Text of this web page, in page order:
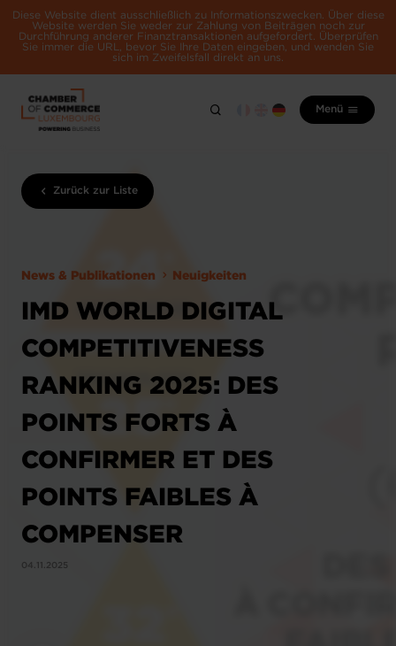
Diese Website dient ausschließlich zu Informationszwecken. Über diese
Website werden Sie weder zur Zahlung von Beiträgen noch zur
Durchführung anderer Finanztransaktionen aufgefordert. Überprüfen
Sie immer die URL, bevor Sie Ihre Daten eingeben, und wenden Sie
sich im Zweifelsfall direkt an uns.
Menü
Zurück zur Liste
News & Publikationen Neuigkeiten
IMD WORLD DIGITAL
COMPETITIVENESS
RANKING 2025: DES
POINTS FORTS À
CONFIRMER ET DES
POINTS FAIBLES À
COMPENSER
04.11.2025